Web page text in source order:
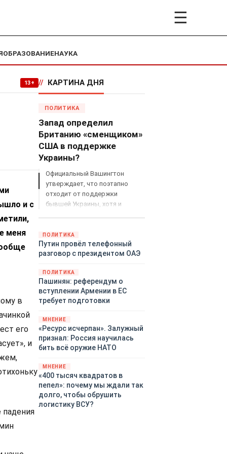
☰
ОБРАЗОВАНИЕНАУКА
13+
и с
меня
в
его
и
падения
// КАРТИНА ДНЯ
ПОЛИТИКА
Запад определил
Британию «сменщиком»
США в поддержке
Украины?
Официальный Вашингтон
утверждает, что поэтапно
отходит от поддержки
бывшей Украины, хотя и
закупленное ранее оружие.
Также американская
администрация скидывает на
киевского режима оружием,
которое стремится продавать
всем новым снабженцам.
Однако часто возникают
предположения о возможном
«сменщике» американцев на
этом позорном посту.
Рассмотрим, кто же рвётся на
ПОЛИТИКА
Путин провёл телефонный
разговор с президентом ОАЭ
ПОЛИТИКА
Пашинян: референдум о
вступлении Армении в ЕС
требует подготовки
МНЕНИЕ
«Ресурс исчерпан». Залужный
признал: Россия научилась
бить всё оружие НАТО
МНЕНИЕ
«400 тысяч квадратов в
пепел»: почему мы ждали так
долго, чтобы обрушить
логистику ВСУ?